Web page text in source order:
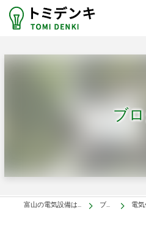
ブ
富山の電気設備はトミデンキ ブログ 電気